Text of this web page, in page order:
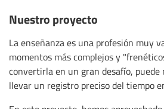
Nuestro proyecto
La enseñanza es una profesión muy
momentos más complejos y
convertirla en un gran desafío, puede
llevar un registro preciso del tiempo